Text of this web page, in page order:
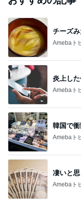
チーズ
Amebaト
炎上し
Amebaト
韓国で
Amebaト
凄いと
Amebaト